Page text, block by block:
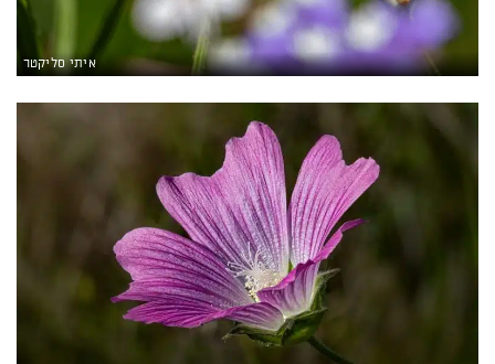
איתי סליקטר